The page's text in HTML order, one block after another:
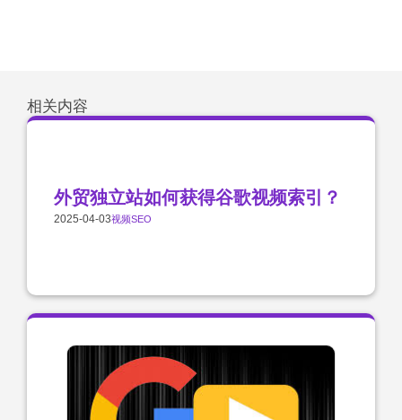
相关内容
外贸独立站如何获得谷歌视频索引？
2025-04-03视频SEO